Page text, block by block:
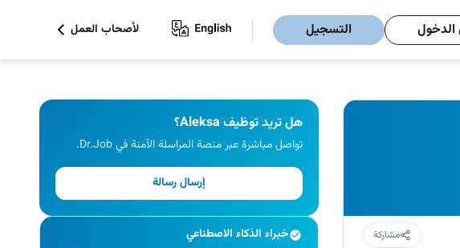
التسجيل لأصحاب العمل
مشاركة
هل تريد توظيف Aleksa؟
تواصل مباشرة عبر منصة المراسلة الآمنة في Dr.Job.
إرسال رسالة
خبراء الذكاء الاصطناعي